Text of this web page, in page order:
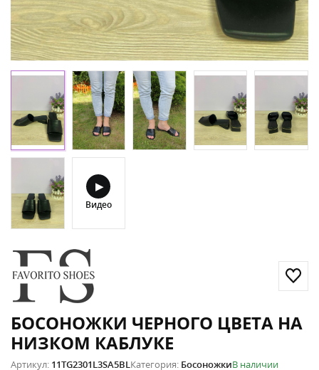
▶
Видео
БОСОНОЖКИ ЧЕРНОГО ЦВЕТА НА
НИЗКОМ КАБЛУКЕ
Артикул: 11TG2301L3SA5BL Категория: БосоножкиВ наличии